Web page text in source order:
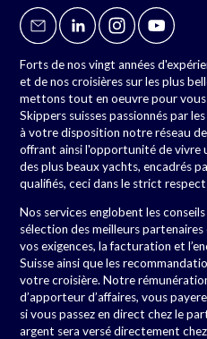
Forts de nos vingt années
et de nos croisières sur les plus
mettons tout en oeuvre pour
Skippers suisses passionnés par
à votre disposition notre réseau
offrant ainsi l'opportunité de vivre
des plus beaux yachts, encadrés
qualifiés, ceci dans le strict
Nos services englobent les
sélection des meilleurs
vos exigences, la facturation et
Suisse ainsi que les
votre croisière. Notre
d’apporteur d’affaires, vous
si vous passez en direct chez le
argent sera versé directement